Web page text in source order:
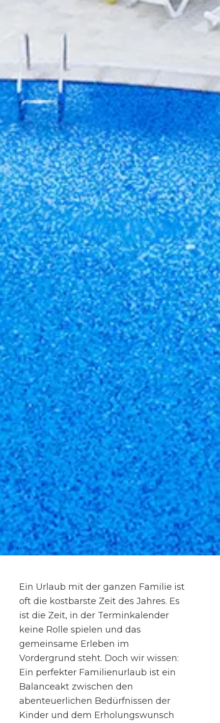
Ein Urlaub mit der ganzen Familie ist
oft die kostbarste Zeit des Jahres. Es
ist die Zeit, in der Terminkalender
keine Rolle spielen und das
gemeinsame Erleben im
Vordergrund steht. Doch wir wissen:
Ein perfekter Familienurlaub ist ein
Balanceakt zwischen den
abenteuerlichen Bedürfnissen der
Kinder und dem Erholungswunsch